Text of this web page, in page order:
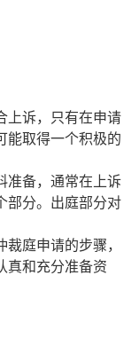
上诉，只有在申请
能取得一个积极的
准备，通常在上诉
部分。出庭部分对
庭申请的步骤，
真和充分准备资